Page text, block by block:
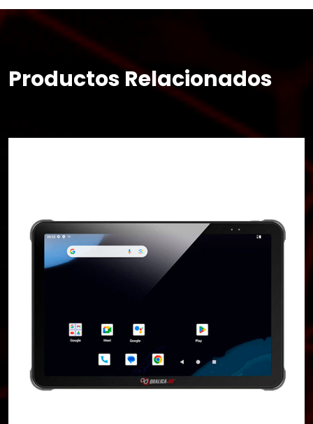
CATEGORIAS
Productos Relacionados